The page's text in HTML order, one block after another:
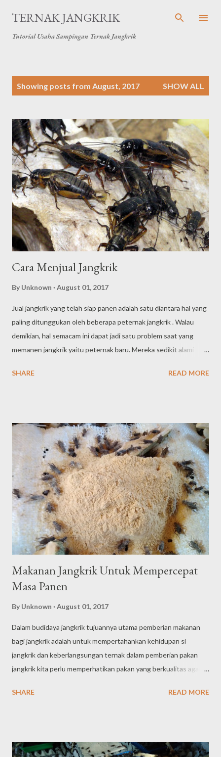
Skip to main content
TERNAK JANGKRIK
Tutorial Usaha Sampingan Ternak Jangkrik
Showing posts from August, 2017 SHOW ALL
Cara Menjual Jangkrik
By Unknown August 01, 2017
Jual jangkrik yang telah siap panen adalah satu diantara hal yang
paling ditunggukan oleh beberapa peternak jangkrik . Walau
demikian, hal semacam ini dapat jadi satu problem saat yang
memanen jangkrik yaitu peternak baru. Mereka sedikit alami
pelanggan jangkrik. Terdapat banyak jalan keluar saat peternak
peternak, satu waktu juga akan di ambil atau dibeli oleh
pengepul tersebut. Pengepul telah memiliki market sendiri pada
jangkrik yang dikelolanya. Bila anda yaitu seseorang peternak
jangkrik yang cuma membesarkan jangkrik saja, upayakan supaya
bekerja bersama dengan pengepul jangkrik yang berada di
daerah anda. Pasarkan jangkrik yang masih tetap baru
memanglah agak sedikit susah saat kita bergerak sendiri untuk
di jual kepasaran. K...
SHARE READ MORE
Makanan Jangkrik Untuk Mempercepat
Masa Panen
By Unknown August 01, 2017
Dalam budidaya jangkrik tujuannya utama pemberian makanan
bagi jangkrik adalah untuk mempertahankan kehidupan si
jangkrik dan keberlangsungan ternak dalam pemberian pakan
jangkrik kita perlu memperhatikan pakan yang berkualitas agar
Berita cara ternak jangkrik tentang pakan jangkrik yang bagus
konsentrat ayam Konsentrat ayam atau voor merupakan salah
SHARE READ MORE